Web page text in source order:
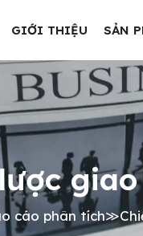
GIỚI THIỆU SẢN
cáo phân tích≫